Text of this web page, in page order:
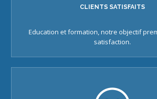
CLIENTS SATISFAITS
Education et formation, notre objectif
satisfaction.